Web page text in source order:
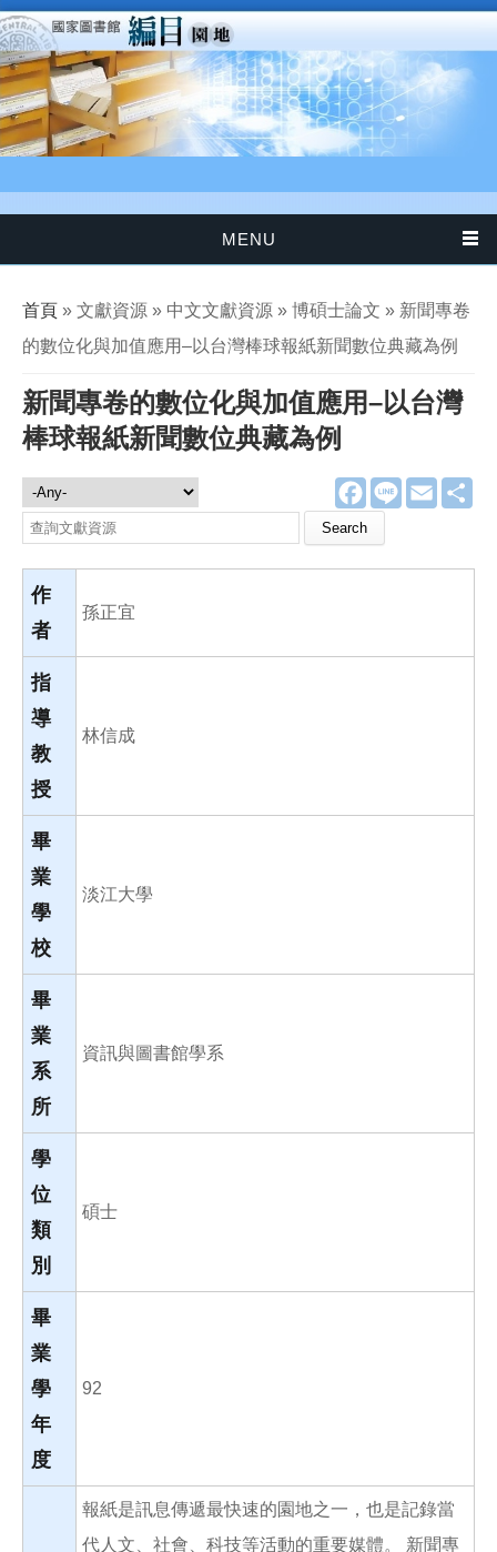
移至主內容
MENU
您在這裡
首頁 » 文獻資源 » 中文文獻資源 » 博碩士論文 » 新聞專卷
的數位化與加值應用–以台灣棒球報紙新聞數位典藏為例
新聞專卷的數位化與加值應用–以台灣
棒球報紙新聞數位典藏為例
F
a
e
o
L
E
m
文獻資源
Search this site
作
者
孫正宜
指
導
教
授
林信成
畢
業
學
校
淡江大學
畢
業
系
所
資訊與圖書館學系
學
位
類
別
碩士
畢
業
學
年
度
92
報紙是訊息傳遞最快速的園地之一，也是記錄當
代人文、社會、科技等活動的重要媒體。 新聞專